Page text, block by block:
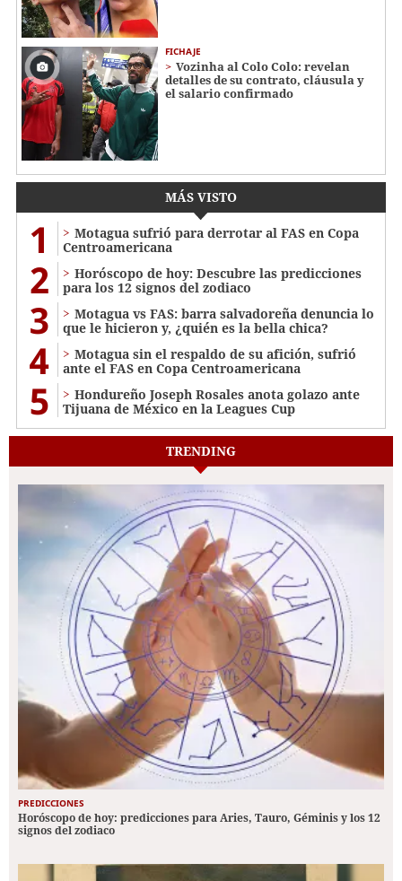
FICHAJE
Vozinha al Colo Colo: revelan
detalles de su contrato, cláusula y
el salario confirmado
MÁS VISTO
1
Motagua sufrió para derrotar al FAS en Copa
Centroamericana
2
Horóscopo de hoy: Descubre las predicciones
para los 12 signos del zodiaco
3
Motagua vs FAS: barra salvadoreña denuncia lo
que le hicieron y, ¿quién es la bella chica?
4
Motagua sin el respaldo de su afición, sufrió
ante el FAS en Copa Centroamericana
5
Hondureño Joseph Rosales anota golazo ante
Tijuana de México en la Leagues Cup
TRENDING
PREDICCIONES
Horóscopo de hoy: predicciones para Aries, Tauro, Géminis y los 12
signos del zodiaco